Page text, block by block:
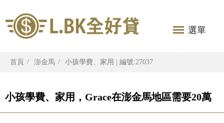
選單
首頁 澎金馬 小孩學費、家用 | 編號:27037
小孩學費、家用，Grace在澎金馬地區需要20萬